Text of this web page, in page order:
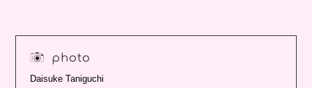
photo
Daisuke Taniguchi